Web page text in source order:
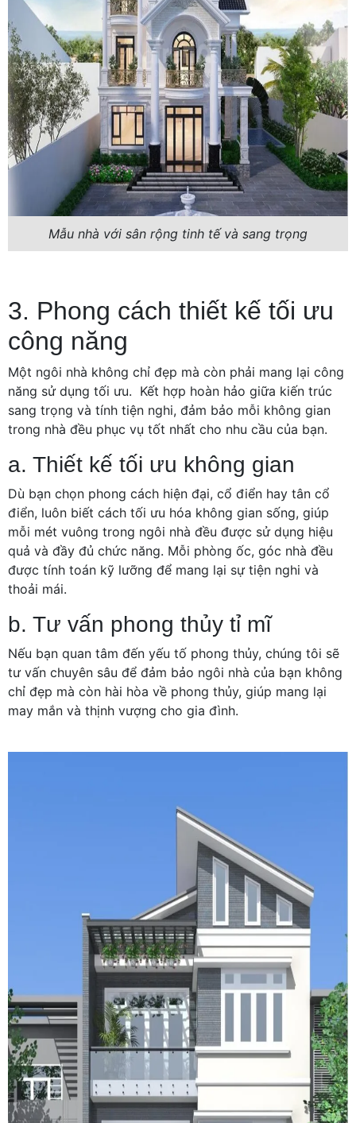
Mẫu nhà với sân rộng tinh tế và sang trọng
3. Phong cách thiết kế tối ưu
công năng
Một ngôi nhà không chỉ đẹp mà còn phải mang lại công
năng sử dụng tối ưu. Kết hợp hoàn hảo giữa kiến trúc
sang trọng và tính tiện nghi, đảm bảo mỗi không gian
trong nhà đều phục vụ tốt nhất cho nhu cầu của bạn.
a. Thiết kế tối ưu không gian
Dù bạn chọn phong cách hiện đại, cổ điển hay tân cổ
điển, luôn biết cách tối ưu hóa không gian sống, giúp
mỗi mét vuông trong ngôi nhà đều được sử dụng hiệu
quả và đầy đủ chức năng. Mỗi phòng ốc, góc nhà đều
được tính toán kỹ lưỡng để mang lại sự tiện nghi và
thoải mái.
b. Tư vấn phong thủy tỉ mĩ
Nếu bạn quan tâm đến yếu tố phong thủy, chúng tôi sẽ
tư vấn chuyên sâu để đảm bảo ngôi nhà của bạn không
chỉ đẹp mà còn hài hòa về phong thủy, giúp mang lại
may mắn và thịnh vượng cho gia đình.